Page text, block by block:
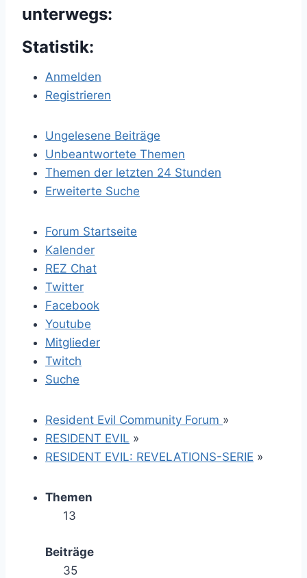
unterwegs:
Statistik:
Anmelden
Registrieren
Ungelesene Beiträge
Unbeantwortete Themen
Themen der letzten 24 Stunden
Erweiterte Suche
Forum Startseite
Kalender
REZ Chat
Twitter
Facebook
Youtube
Mitglieder
Twitch
Suche
Resident Evil Community Forum »
RESIDENT EVIL »
RESIDENT EVIL: REVELATIONS-SERIE »
Themen
13
Beiträge
35